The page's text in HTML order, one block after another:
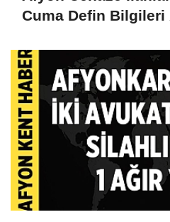
Cuma Defin Bilgileri